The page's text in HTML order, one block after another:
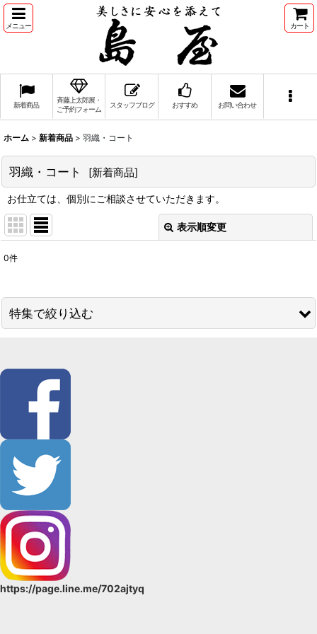
メニュー カート
新着商品
斉藤上太郎展・
ご予約フォーム
スタッフブログ おすすめ お問い合わせ
ホーム > 新着商品 > 羽織・コート
羽織・コート [新着商品]
お仕立ては、個別にご相談させていただきます。
表示順変更
並び順 :
0件
特集で絞り込む
59kimono／コレカラキモノ
単衣・袷用
男性用帯
長襦袢
羽織・コート
ショール
https://page.line.me/702ajtyq